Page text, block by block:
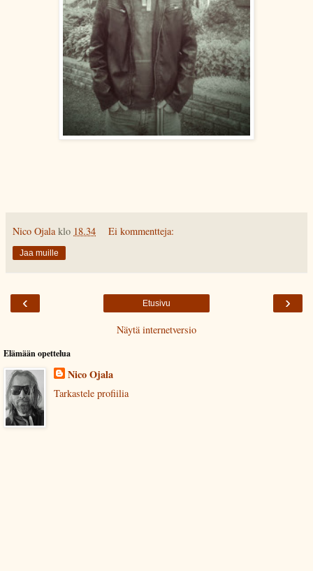
Nico Ojala klo 18.34 Ei kommentteja:
Jaa muille
‹ ›
Etusivu
Näytä internetversio
Elämään opettelua
Nico Ojala
Tarkastele profiilia